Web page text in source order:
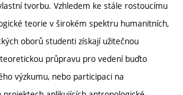
tvorbu. Vzhledem ke stále rostoucímu
teorie v širokém spektru humanitních,
oborů studenti získají užitečnou
průpravu pro vedení buďto
výzkumu, nebo participaci na